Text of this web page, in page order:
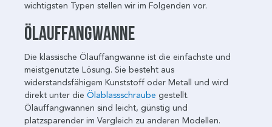
wichtigsten Typen stellen wir im Folgenden vor.
Ölauffangwanne
Die klassische Ölauffangwanne ist die einfachste und
meistgenutzte Lösung. Sie besteht aus
widerstandsfähigem Kunststoff oder Metall und wird
direkt unter die Ölablassschraube gestellt.
Ölauffangwannen sind leicht, günstig und
platzsparender im Vergleich zu anderen Modellen.